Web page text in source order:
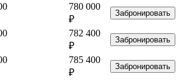
780 000
₽
Забронировать
782 400
₽
Забронировать
785 400
₽
Забронировать